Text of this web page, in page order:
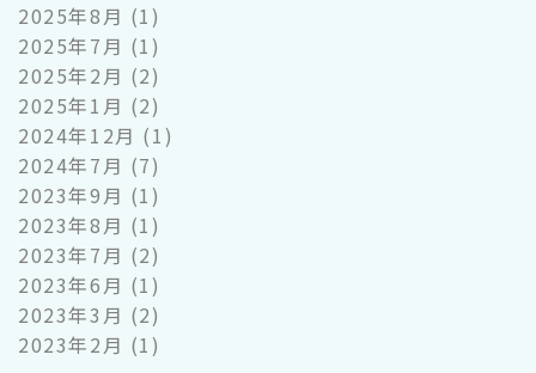
2025年8月 (1)
2025年7月 (1)
2025年2月 (2)
2025年1月 (2)
2024年12月 (1)
2024年7月 (7)
2023年9月 (1)
2023年8月 (1)
2023年7月 (2)
2023年6月 (1)
2023年3月 (2)
2023年2月 (1)